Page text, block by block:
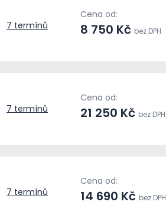
7 termínů
Cena od:
8 750 Kč bez DPH
7 termínů
Cena od:
21 250 Kč bez DPH
7 termínů
Cena od:
14 690 Kč bez DPH